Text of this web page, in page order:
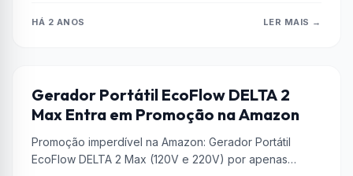
HÁ 2 ANOS LER MAIS →
ECOFLOW
Gerador Portátil EcoFlow DELTA 2
Max Entra em Promoção na Amazon
Promoção imperdível na Amazon: Gerador Portátil
EcoFlow DELTA 2 Max (120V e 220V) por apenas